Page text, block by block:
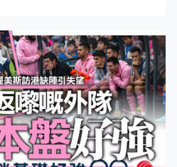
即刻過關，要再乘搭兩條長扶
到港深邊境分界。由交通交匯
約需要3至4分鐘。 一整排自
改用「合作查驗、一次放
道，只需要用一張證件，通過
和容貌，就完成兩地出入境手
」車道，同樣有三道閘，司機
深五個部門的清關和檢疫等程